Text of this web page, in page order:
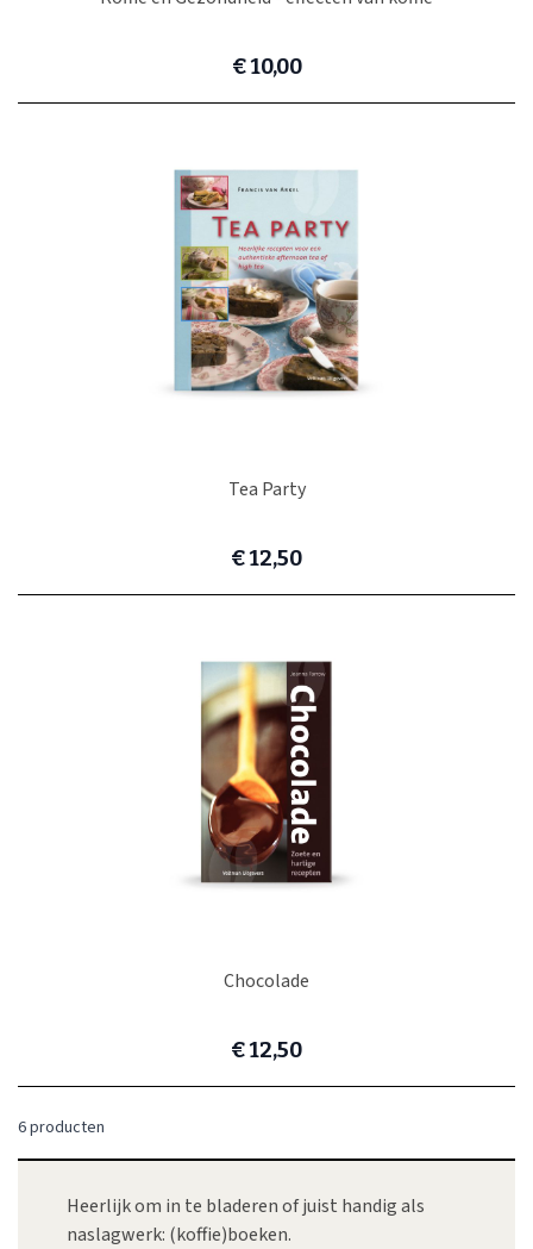
€ 10,00
Tea Party
€ 12,50
Chocolade
€ 12,50
6producten
Heerlijk om in te bladeren of juist handig als
naslagwerk: (koffie)boeken.